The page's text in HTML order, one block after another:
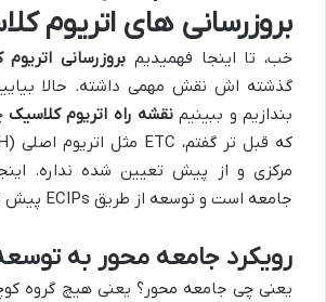
بروزرسانی های اتریوم
خب، تا اینجا فهمیدیم بروزرسانی
گذشته اش نقش مهمی داشته. حالا
بندازیم و ببینیم نقشه راه اتریوم کلاسیک
مرکزی و از پیش تعیین شده نداره.
جامعه است و توسعه از طریق ECIPs پیش میره.
رویکرد جامعه محور به
یعنی چی جامعه محور؟ یعنی هیچ گروه